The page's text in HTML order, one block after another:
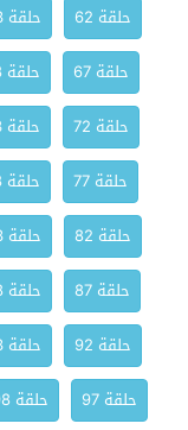
حلقة 62
حلقة 63
حلقة 67
حلقة 68
حلقة 72
حلقة 73
حلقة 77
حلقة 78
حلقة 82
حلقة 83
حلقة 87
حلقة 88
حلقة 92
حلقة 93
حلقة 97
حلقة 98